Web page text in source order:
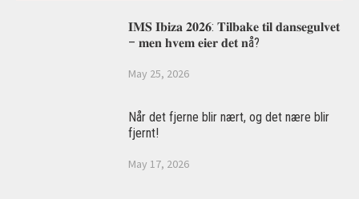
𝐈𝐌𝐒 𝐈𝐛𝐢𝐳𝐚 𝟐𝟎𝟐𝟔: 𝐓𝐢𝐥𝐛𝐚𝐤𝐞 𝐭𝐢𝐥 𝐝𝐚𝐧𝐬𝐞𝐠𝐮𝐥𝐯𝐞𝐭
– 𝐦𝐞𝐧 𝐡𝐯𝐞𝐦 𝐞𝐢𝐞𝐫 𝐝𝐞𝐭 𝐧å?
May 25, 2026
Når det fjerne blir nært, og det nære blir
fjernt!
May 17, 2026